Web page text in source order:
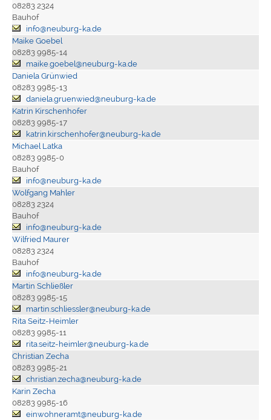
08283 2324
Bauhof
info@neuburg-ka.de
Maike Goebel
08283 9985-14
maike.goebel@neuburg-ka.de
Daniela Grünwied
08283 9985-13
daniela.gruenwied@neuburg-ka.de
Katrin Kirschenhofer
08283 9985-17
katrin.kirschenhofer@neuburg-ka.de
Michael Latka
08283 9985-0
Bauhof
info@neuburg-ka.de
Wolfgang Mahler
08283 2324
Bauhof
info@neuburg-ka.de
Wilfried Maurer
08283 2324
Bauhof
info@neuburg-ka.de
Martin Schließler
08283 9985-15
martin.schliessler@neuburg-ka.de
Rita Seitz-Heimler
08283 9985-11
rita.seitz-heimler@neuburg-ka.de
Christian Zecha
08283 9985-21
christian.zecha@neuburg-ka.de
Karin Zecha
08283 9985-16
einwohneramt@neuburg-ka.de